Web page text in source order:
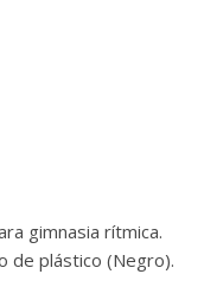
gimnasia rítmica.
de plástico (Negro).